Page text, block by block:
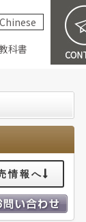
Chinese
科書
情報へ